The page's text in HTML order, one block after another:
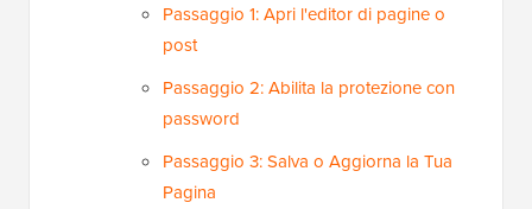
Passaggio 1: Apri l'editor di pagine o
post
Passaggio 2: Abilita la protezione con
password
Passaggio 3: Salva o Aggiorna la Tua
Pagina